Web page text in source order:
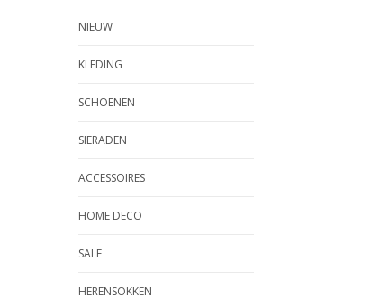
NIEUW
KLEDING
SCHOENEN
SIERADEN
ACCESSOIRES
HOME DECO
SALE
HERENSOKKEN